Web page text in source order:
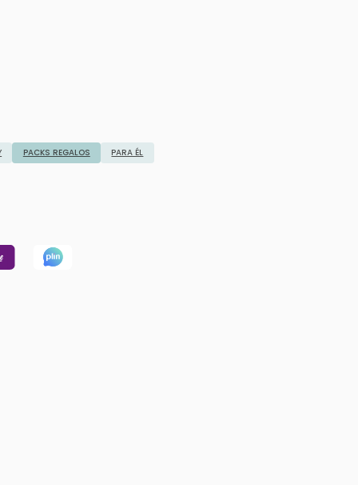
PACKS REGALOS PARA ÉL